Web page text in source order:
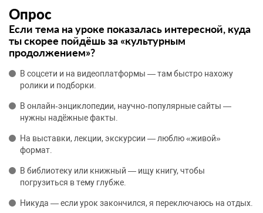
Опрос
Если тема на уроке показалась интересной, куда
ты скорее пойдёшь за «культурным
продолжением»?
В соцсети и на видеоплатформы — там быстро нахожу
ролики и подборки.
В онлайн‑энциклопедии, научно‑популярные сайты —
нужны надёжные факты.
На выставки, лекции, экскурсии — люблю «живой»
формат.
В библиотеку или книжный — ищу книгу, чтобы
погрузиться в тему глубже.
Никуда — если урок закончился, я переключаюсь на отдых.